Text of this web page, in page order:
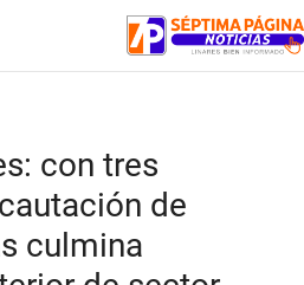
con tres
de
culmina